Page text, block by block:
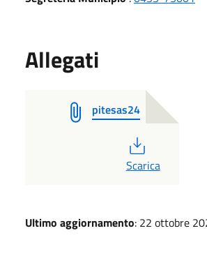
Allegati
pitesas24
PDF
Scarica
Ultimo aggiornamento: 22 ottobre